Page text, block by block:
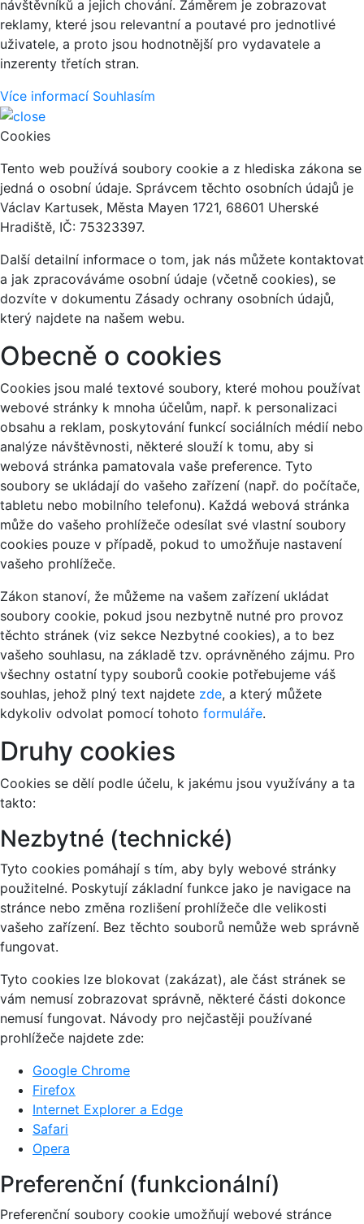
návštěvníků a jejich chování. Záměrem je zobrazovat
reklamy, které jsou relevantní a poutavé pro jednotlivé
uživatele, a proto jsou hodnotnější pro vydavatele a
inzerenty třetích stran.
Více informací Souhlasím
Cookies
Tento web používá soubory cookie a z hlediska zákona se
jedná o osobní údaje. Správcem těchto osobních údajů je
Václav Kartusek, Města Mayen 1721, 68601 Uherské
Hradiště, IČ: 75323397.
Další detailní informace o tom, jak nás můžete kontaktovat
a jak zpracováváme osobní údaje (včetně cookies), se
dozvíte v dokumentu Zásady ochrany osobních údajů,
který najdete na našem webu.
Obecně o cookies
Cookies jsou malé textové soubory, které mohou používat
webové stránky k mnoha účelům, např. k personalizaci
obsahu a reklam, poskytování funkcí sociálních médií nebo
analýze návštěvnosti, některé slouží k tomu, aby si
webová stránka pamatovala vaše preference. Tyto
soubory se ukládají do vašeho zařízení (např. do počítače,
tabletu nebo mobilního telefonu). Každá webová stránka
může do vašeho prohlížeče odesílat své vlastní soubory
cookies pouze v případě, pokud to umožňuje nastavení
vašeho prohlížeče.
Zákon stanoví, že můžeme na vašem zařízení ukládat
soubory cookie, pokud jsou nezbytně nutné pro provoz
těchto stránek (viz sekce Nezbytné cookies), a to bez
vašeho souhlasu, na základě tzv. oprávněného zájmu. Pro
všechny ostatní typy souborů cookie potřebujeme váš
souhlas, jehož plný text najdete zde, a který můžete
kdykoliv odvolat pomocí tohoto formuláře.
Druhy cookies
Cookies se dělí podle účelu, k jakému jsou využívány a ta
takto:
Nezbytné (technické)
Tyto cookies pomáhají s tím, aby byly webové stránky
použitelné. Poskytují základní funkce jako je navigace na
stránce nebo změna rozlišení prohlížeče dle velikosti
vašeho zařízení. Bez těchto souborů nemůže web správně
fungovat.
Tyto cookies lze blokovat (zakázat), ale část stránek se
vám nemusí zobrazovat správně, některé části dokonce
nemusí fungovat. Návody pro nejčastěji používané
prohlížeče najdete zde:
Google Chrome
Firefox
Internet Explorer a Edge
Safari
Opera
Preferenční (funkcionální)
Preferenční soubory cookie umožňují webové stránce